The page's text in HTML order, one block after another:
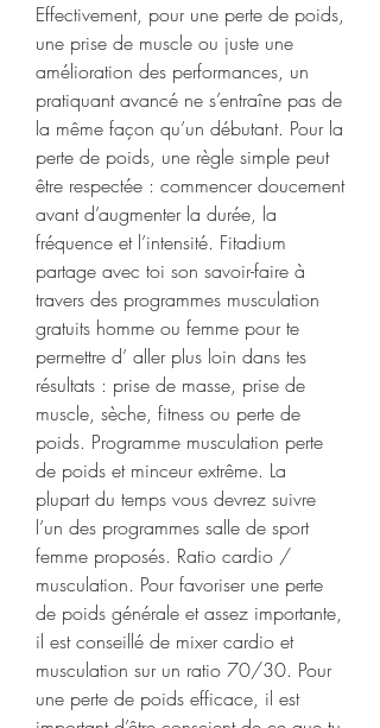
Effectivement, pour une perte de poids,
une prise de muscle ou juste une
amélioration des performances, un
pratiquant avancé ne s’entraîne pas de
la même façon qu’un débutant. Pour la
perte de poids, une règle simple peut
être respectée : commencer doucement
avant d’augmenter la durée, la
fréquence et l’intensité. Fitadium
partage avec toi son savoir-faire à
travers des programmes musculation
gratuits homme ou femme pour te
permettre d’ aller plus loin dans tes
résultats : prise de masse, prise de
muscle, sèche, fitness ou perte de
poids. Programme musculation perte
de poids et minceur extrême. La
plupart du temps vous devrez suivre
l’un des programmes salle de sport
femme proposés. Ratio cardio /
musculation. Pour favoriser une perte
de poids générale et assez importante,
il est conseillé de mixer cardio et
musculation sur un ratio 70/30. Pour
une perte de poids efficace, il est